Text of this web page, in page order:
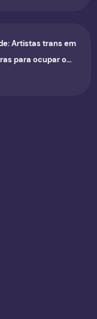
Artistas trans em
para ocupar o